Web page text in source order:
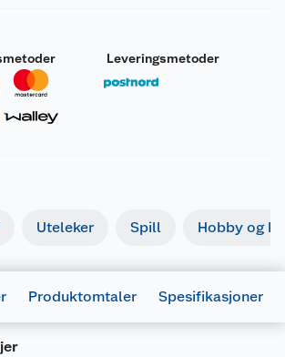
Leveringsmetoder
Uteleker Spill Hobby og
Produktomtaler Spesifikasjoner